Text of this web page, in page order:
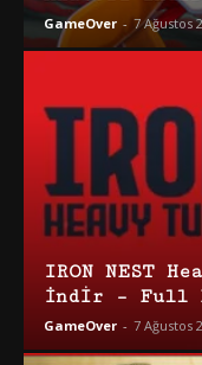
GameOver - 7 Ağustos
IRON NEST
İndir – Full
GameOver - 7 Ağustos